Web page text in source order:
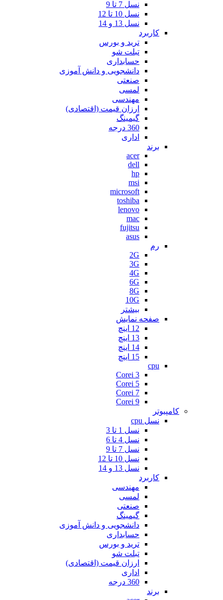
نسل 7 تا 9
نسل 10 تا 12
نسل 13 و 14
کاربرد
ترید و بورس
تبلت شو
حسابداری
دانشجویی و دانش آموزی
صنعتی
لمسی
مهندسی
ارزان قیمت (اقتصادی)
گیمینگ
360 درجه
اداری
برند
acer
dell
hp
msi
microsoft
toshiba
lenovo
mac
fujitsu
asus
رم
2G
3G
4G
6G
8G
10G
بیشتر
صفحه نمایش
12 اینچ
13 اینچ
14 اینچ
15 اینچ
cpu
Corei 3
Corei 5
Corei 7
Corei 9
کامپیوتر
نسل cpu
نسل 1 تا 3
نسل 4 تا 6
نسل 7 تا 9
نسل 10 تا 12
نسل 13 و 14
کاربرد
مهندسی
لمسی
صنعتی
گیمینگ
دانشجویی و دانش آموزی
حسابداری
ترید و بورس
تبلت شو
ارزان قیمت (اقتصادی)
اداری
360 درجه
برند